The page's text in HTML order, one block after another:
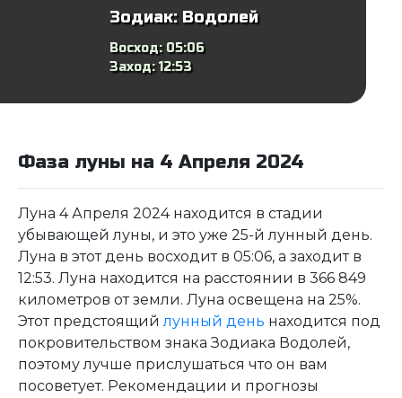
Зодиак: Водолей
Восход: 05:06
Заход:12:53
Фаза луны на 4 Апреля 2024
Луна 4 Апреля 2024 находится в стадии
убывающей луны, и это уже 25-й лунный день.
Луна в этот день восходит в 05:06, а заходит в
12:53. Луна находится на расстоянии в 366 849
километров от земли. Луна освещена на 25%.
Этот предстоящийлунный день находится под
покровительством знака Зодиака Водолей,
поэтому лучше прислушаться что он вам
посоветует. Рекомендации и прогнозы